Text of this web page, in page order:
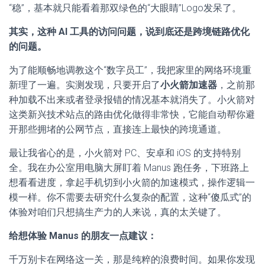
“稳”，基本就只能看着那双绿色的“大眼睛”Logo发呆了。
其实，这种 AI 工具的访问问题，说到底还是跨境链路优化
的问题。
为了能顺畅地调教这个“数字员工”，我把家里的网络环境重
新理了一遍。实测发现，只要开启了小火箭加速器 ，之前那
种加载不出来或者登录报错的情况基本就消失了。小火箭对
这类新兴技术站点的路由优化做得非常快，它能自动帮你避
开那些拥堵的公网节点，直接连上最快的跨境通道。
最让我省心的是，小火箭对 PC、安卓和 iOS 的支持特别
全。我在办公室用电脑大屏盯着 Manus 跑任务，下班路上
想看看进度，拿起手机切到小火箭的加速模式，操作逻辑一
模一样。你不需要去研究什么复杂的配置，这种“傻瓜式”的
体验对咱们只想搞生产力的人来说，真的太关键了。
给想体验 Manus 的朋友一点建议：
千万别卡在网络这一关，那是纯粹的浪费时间。如果你发现